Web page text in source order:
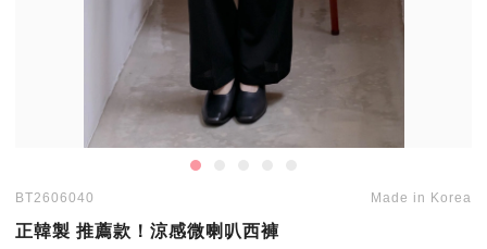
BT2606040 Made in Korea
正韓製 推薦款！涼感微喇叭西褲